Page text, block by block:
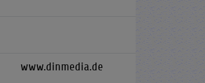
www.dinmedia.de